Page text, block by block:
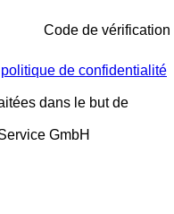
Code de vérification
politique de confidentialité
dans le but de
GmbH